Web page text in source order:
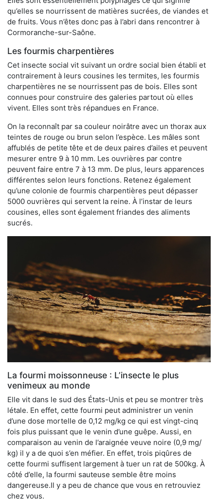
qu’elles se nourrissent de matières sucrées, de viandes et
de fruits. Vous n’êtes donc pas à l’abri dans rencontrer à
Cormoranche-sur-Saône.
Les fourmis charpentières
Cet insecte social vit suivant un ordre social bien établi et
contrairement à leurs cousines les termites, les fourmis
charpentières ne se nourrissent pas de bois. Elles sont
connues pour construire des galeries partout où elles
vivent. Elles sont très répandues en France.
On la reconnaît par sa couleur noirâtre avec un thorax aux
teintes de rouge ou brun selon l’espèce. Les mâles sont
affublés de petite tête et de deux paires d’ailes et peuvent
mesurer entre 9 à 10 mm. Les ouvrières par contre
peuvent faire entre 7 à 13 mm. De plus, leurs apparences
différentes selon leurs fonctions. Retenez également
qu’une colonie de fourmis charpentières peut dépasser
5000 ouvrières qui servent la reine. À l’instar de leurs
cousines, elles sont également friandes des aliments
sucrés.
La fourmi moissonneuse : L’insecte le plus
venimeux au monde
Elle vit dans le sud des États-Unis et peu se montrer très
létale. En effet, cette fourmi peut administrer un venin
d’une dose mortelle de 0,12 mg/kg ce qui est vingt-cinq
fois plus puissant que le venin d’une guêpe. Aussi, en
comparaison au venin de l’araignée veuve noire (0,9 mg/
kg) il y a de quoi s’en méfier. En effet, trois piqûres de
cette fourmi suffisent largement à tuer un rat de 500kg. À
côté d’elle, la fourmi sauteuse semble être moins
dangereuse.Il y a peu de chance que vous en retrouviez
chez vous.